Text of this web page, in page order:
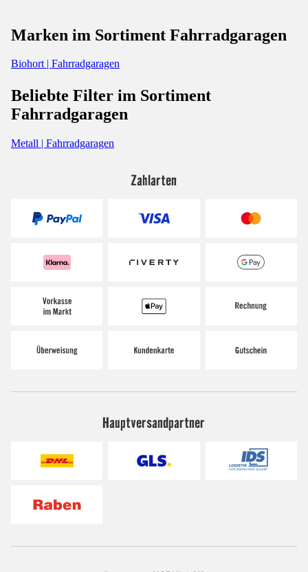
Marken im Sortiment Fahrradgaragen
Biohort | Fahrradgaragen
Beliebte Filter im Sortiment
Fahrradgaragen
Metall | Fahrradgaragen
Zahlarten
Hauptversandpartner